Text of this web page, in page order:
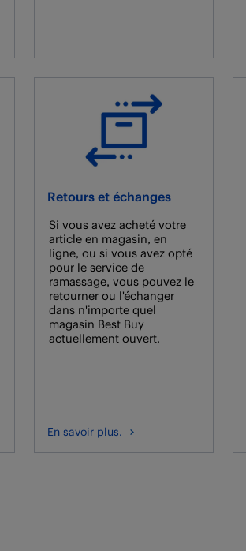
Retours et échanges
Si vous avez acheté votre
article en magasin, en
ligne, ou si vous avez opté
pour le service de
ramassage, vous pouvez le
retourner ou l'échanger
dans n'importe quel
magasin Best Buy
actuellement ouvert.
En savoir plus.